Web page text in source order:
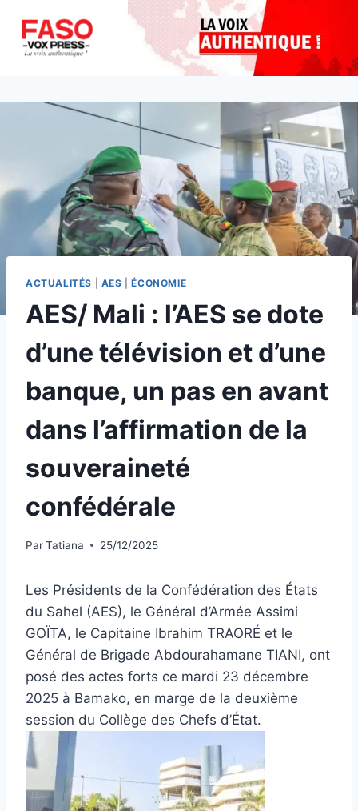
contenu
ACTUALITÉS AES |ÉCONOMIE
AES/ Mali : l’AES se dote
d’une télévision et d’une
banque, un pas en avant
dans l’affirmation de la
souveraineté
confédérale
ParTatiana 25/12/2025
Les Présidents de la Confédération des États
du Sahel (AES), le Général d’Armée Assimi
GOÏTA, le Capitaine Ibrahim TRAORÉ et le
Général de Brigade Abdourahamane TIANI, ont
posé des actes forts ce mardi 23 décembre
2025 à Bamako, en marge de la deuxième
session du Collège des Chefs d’État.